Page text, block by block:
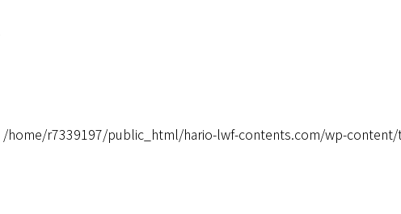
/home/r7339197/public_html/hario-lwf-contents.com/wp-